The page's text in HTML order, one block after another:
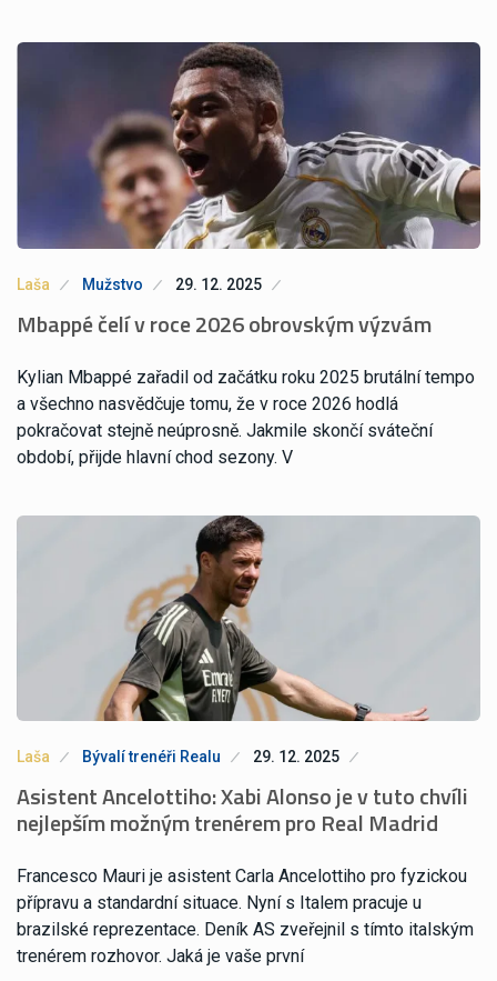
Laša Mužstvo 29. 12. 2025
Mbappé čelí v roce 2026 obrovským výzvám
Kylian Mbappé zařadil od začátku roku 2025 brutální tempo
a všechno nasvědčuje tomu, že v roce 2026 hodlá
pokračovat stejně neúprosně. Jakmile skončí sváteční
období, přijde hlavní chod sezony. V
Laša Bývalí trenéři Realu 29. 12. 2025
Asistent Ancelottiho: Xabi Alonso je v tuto chvíli
nejlepším možným trenérem pro Real Madrid
Francesco Mauri je asistent Carla Ancelottiho pro fyzickou
přípravu a standardní situace. Nyní s Italem pracuje u
brazilské reprezentace. Deník AS zveřejnil s tímto italským
trenérem rozhovor. Jaká je vaše první